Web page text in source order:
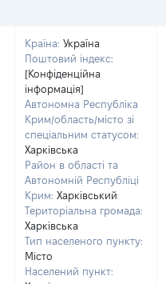
Країна: Україна
Поштовий індекс:
[Конфіденційна
інформація]
Автономна Республіка
Крим/область/місто зі
спеціальним статусом:
Харківська
Район в області та
Автономній Республіці
Крим: Харківський
Територіальна громада:
Харківська
Тип населеного пункту:
Місто
Населений пункт: